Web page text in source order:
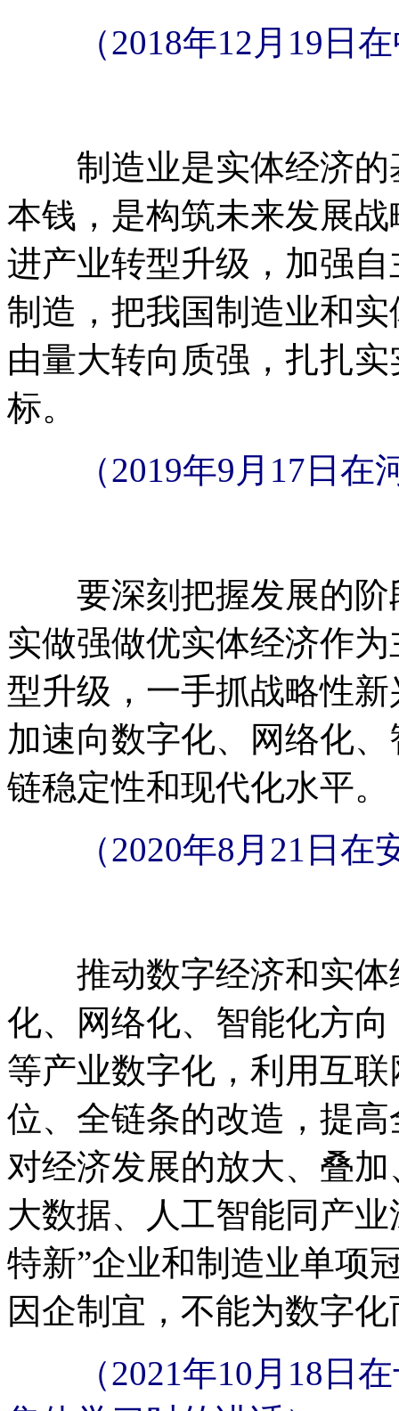
（2018年12月19日
制造业是实体经济的
本钱，是构筑未来发展
进产业转型升级，加强
制造，把我国制造业和
由量大转向质强，扎扎
标。
（2019年9月17日在
要深刻把握发展的阶
实做强做优实体经济作
型升级，一手抓战略性
加速向数字化、网络化
链稳定性和现代化水平。
（2020年8月21日
推动数字经济和实体
化、网络化、智能化方
等产业数字化，利用互
位、全链条的改造，提
对经济发展的放大、叠
大数据、人工智能同产
特新”企业和制造业单项
因企制宜，不能为数字
（2021年10月18日